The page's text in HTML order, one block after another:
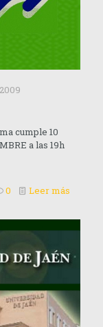
cumple 10
a las 19h
0 Leer más